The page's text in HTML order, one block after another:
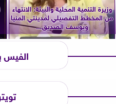
وزيرة التنمية المحلية والبيئة: الانتهاء
من المخطط التفصيلي لمدينتي المنيا
ويوسف الصديق...